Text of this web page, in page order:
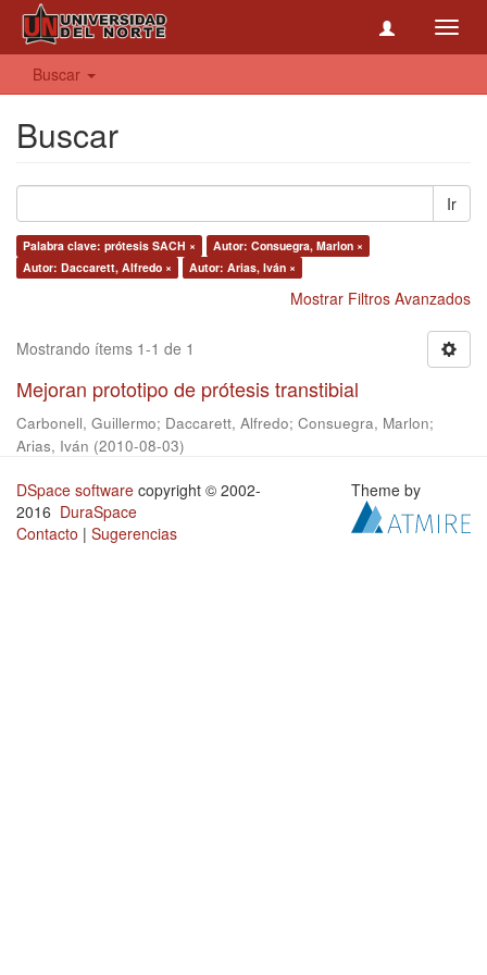
Buscar
Buscar
Ir
Palabra clave: prótesis SACH ×
Autor: Consuegra, Marlon ×
Autor: Daccarett, Alfredo ×
Autor: Arias, Iván ×
Mostrar Filtros Avanzados
Mostrando ítems 1-1 de 1
Mejoran prototipo de prótesis transtibial
Carbonell, Guillermo; Daccarett, Alfredo; Consuegra, Marlon;
Arias, Iván (2010-08-03)
DSpace software copyright © 2002-
2016 DuraSpace
Contacto | Sugerencias
Theme by